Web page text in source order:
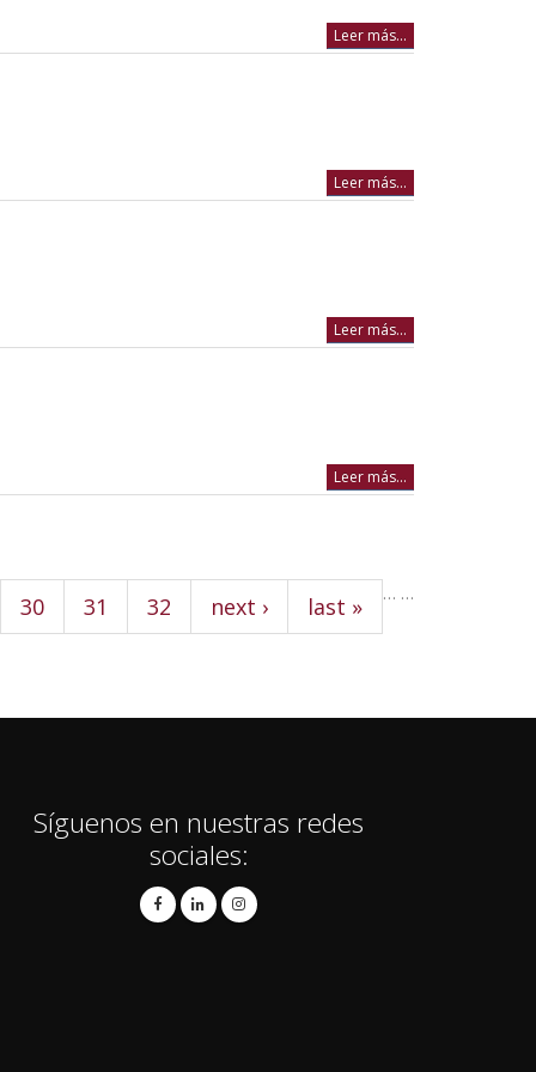
Leer más...
Leer más...
Leer más...
Leer más...
…
30 31 32 …
next › last »
Síguenos en nuestras redes
sociales: